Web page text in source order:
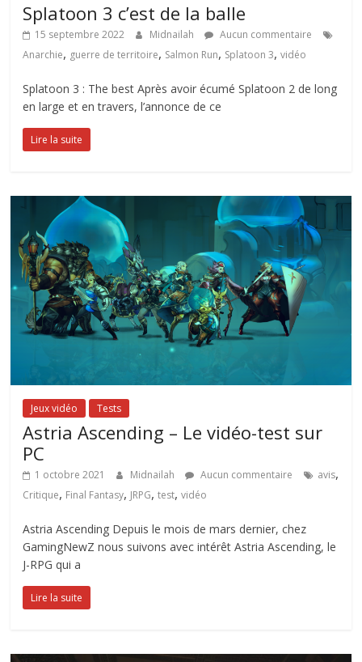
Splatoon 3 c’est de la balle
15 septembre 2022 Midnailah
Aucun commentaire
Anarchie, guerre de territoire, Salmon Run, Splatoon 3,vidéo
Splatoon 3 : The best Après avoir écumé Splatoon 2 de long
en large et en travers, l’annonce de ce
Lire la suite
Jeux vidéo Tests
Astria Ascending – Le vidéo-test sur
PC
1 octobre 2021 Midnailah Aucun commentaire avis,
Critique, Final Fantasy, JRPG,test,vidéo
Astria Ascending Depuis le mois de mars dernier, chez
GamingNewZ nous suivons avec intérêt Astria Ascending, le
J-RPG qui a
Lire la suite